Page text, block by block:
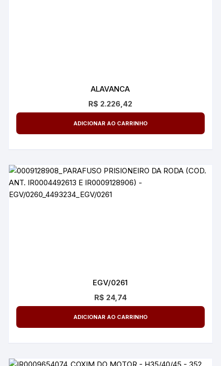
ALAVANCA
R$ 2.226,42
ADICIONAR AO CARRINHO
EGV/0261
R$24,74
ADICIONAR AO CARRINHO